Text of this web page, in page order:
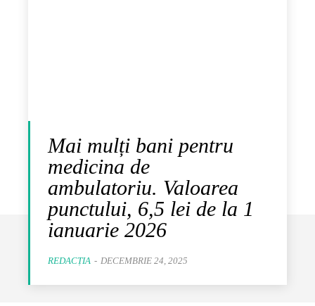
Mai mulți bani pentru
medicina de
ambulatoriu. Valoarea
punctului, 6,5 lei de la 1
ianuarie 2026
REDACȚIA - DECEMBRIE 24, 2025